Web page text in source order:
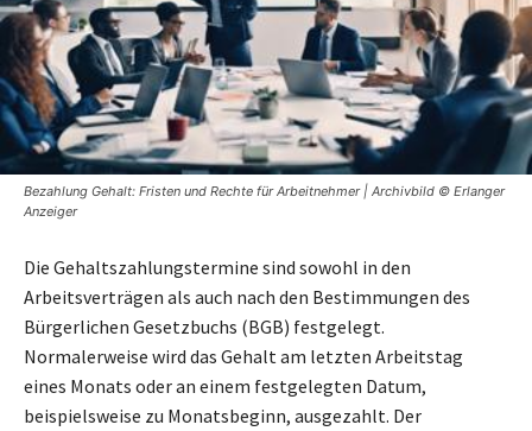
Bezahlung Gehalt: Fristen und Rechte für Arbeitnehmer | Archivbild © Erlanger
Anzeiger
Die Gehaltszahlungstermine sind sowohl in den
Arbeitsverträgen als auch nach den Bestimmungen des
Bürgerlichen Gesetzbuchs (BGB) festgelegt.
Normalerweise wird das Gehalt am letzten Arbeitstag
eines Monats oder an einem festgelegten Datum,
beispielsweise zu Monatsbeginn, ausgezahlt. Der